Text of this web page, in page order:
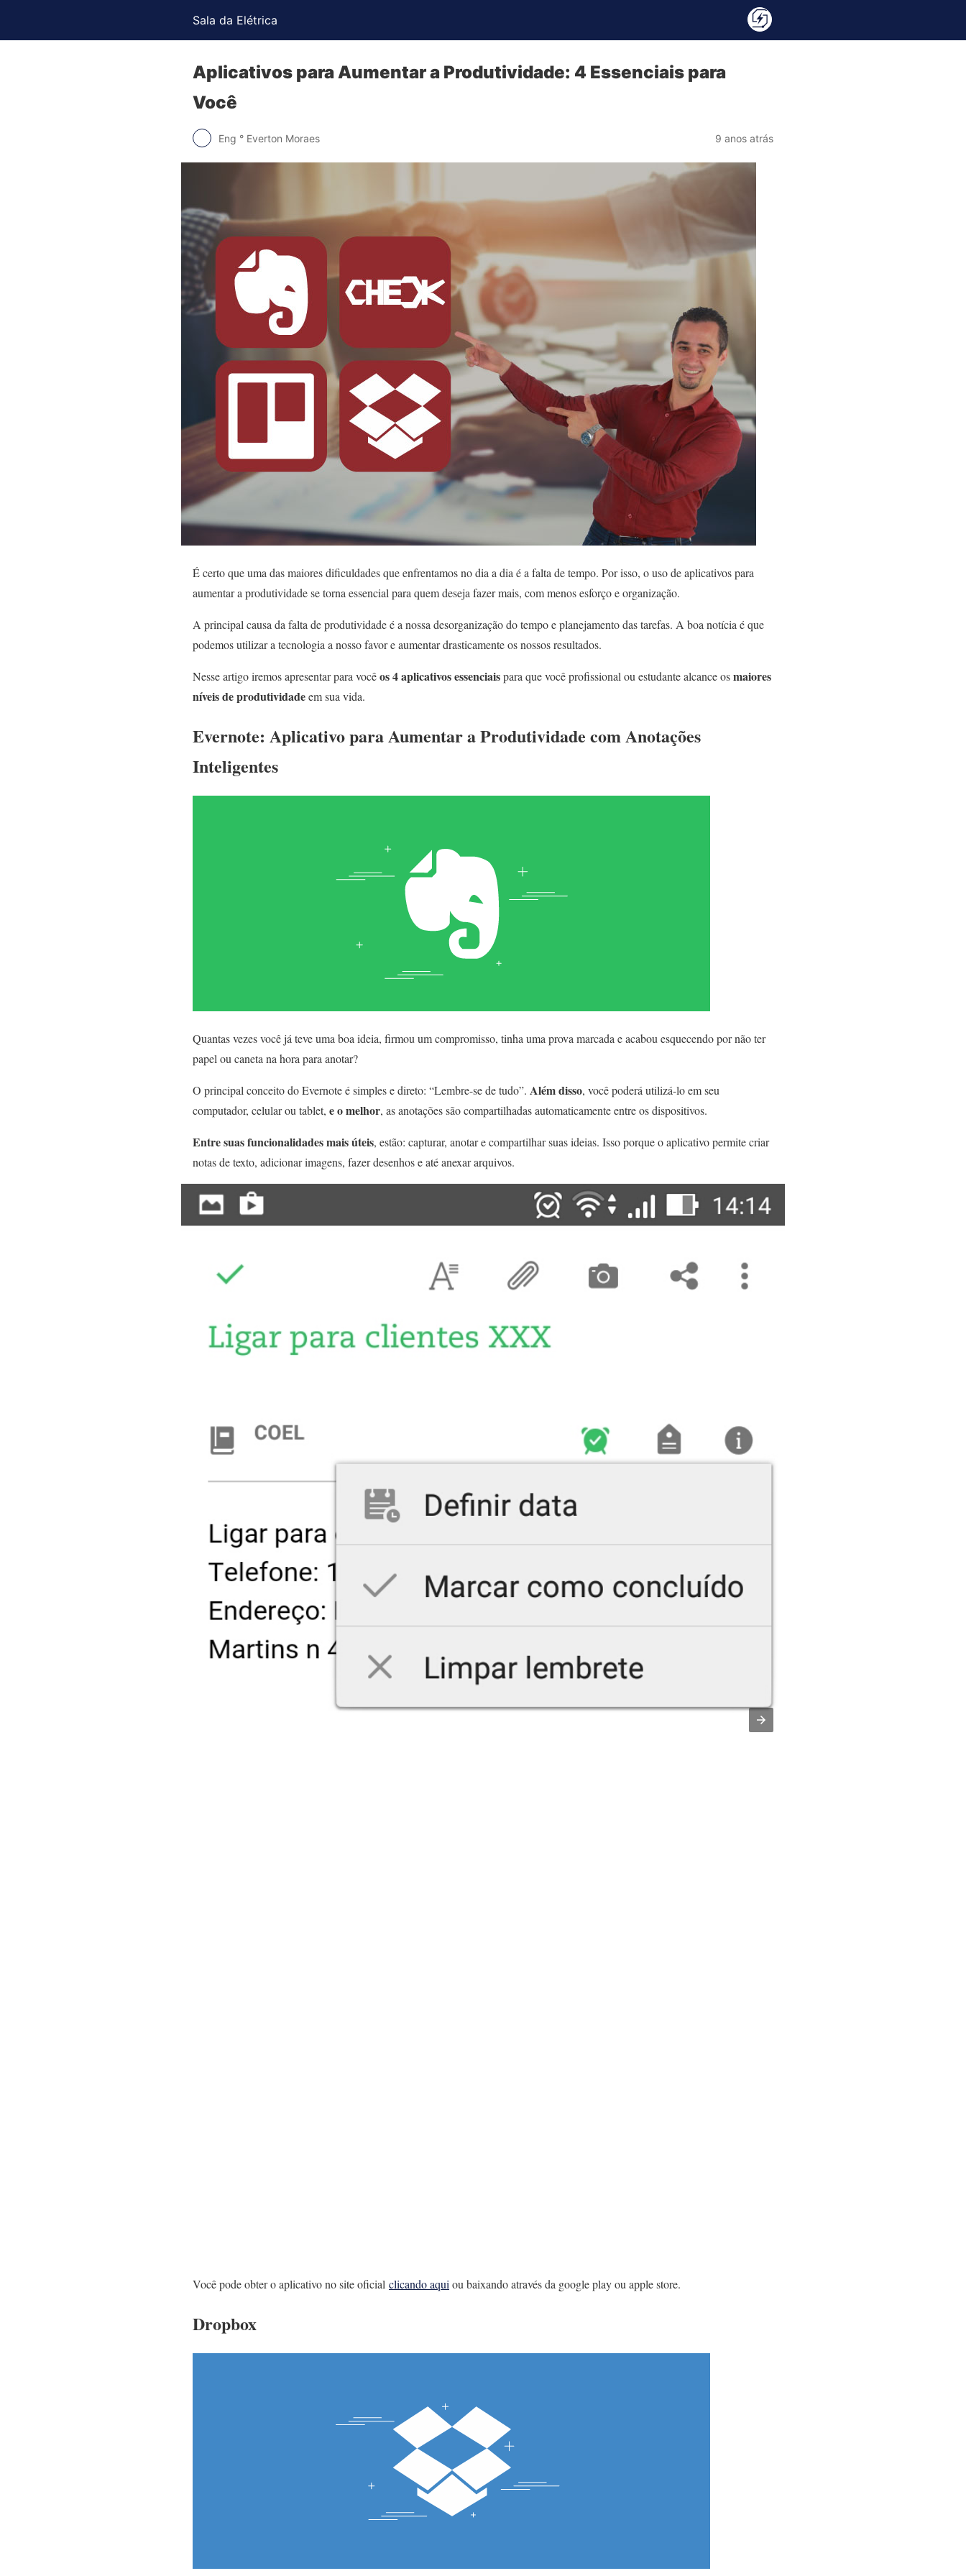
Sala da Elétrica
Aplicativos para Aumentar a Produtividade: 4 Essenciais para
Você
Eng ° Everton Moraes 9 anos atrás
É certo que uma das maiores dificuldades que enfrentamos no dia a dia é a falta de tempo. Por isso, o uso de aplicativos para
aumentar a produtividade se torna essencial para quem deseja fazer mais, com menos esforço e organização.
A principal causa da falta de produtividade é a nossa desorganização do tempo e planejamento das tarefas. A boa notícia é que
podemos utilizar a tecnologia a nosso favor e aumentar drasticamente os nossos resultados.
Nesse artigo iremos apresentar para vocêos 4 aplicativos essenciaispara que você profissional ou estudante alcance osmaiores
níveis de produtividadeem sua vida.
Evernote: Aplicativo para Aumentar a Produtividade com Anotações
Inteligentes
Quantas vezes você já teve uma boa ideia, firmou um compromisso, tinha uma prova marcada e acabou esquecendo por não ter
papel ou caneta na hora para anotar?
O principal conceito do Evernote é simples e direto: “Lembre-se de tudo”. Além disso, você poderá utilizá-lo em seu
computador, celular ou tablet, e o melhor, as anotações são compartilhadas automaticamente entre os dispositivos.
Entre suas funcionalidades mais úteis, estão: capturar, anotar e compartilhar suas ideias. Isso porque o aplicativo permite criar
notas de texto, adicionar imagens, fazer desenhos e até anexar arquivos.
Você pode obter o aplicativo no site oficial clicando aqui ou baixando através da google play ou apple store.
Dropbox